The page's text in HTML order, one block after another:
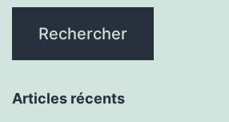
Articles récents